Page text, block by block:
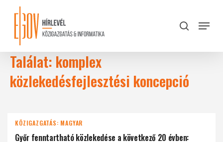
content
search
Menu
Találat: komplex
közlekedésfejlesztési koncepció
KÖZIGAZGATÁS: MAGYAR
Győr fenntartható közlekedése a következő 20 évben:
Close